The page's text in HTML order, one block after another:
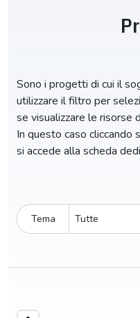
Sono i progetti di cui il
utilizzare il filtro per
se visualizzare le risorse
In questo caso
si accede alla scheda
Tema